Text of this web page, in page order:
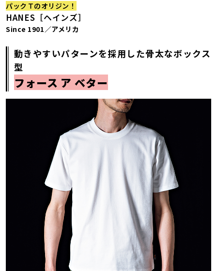
パックＴのオリジン！
HANES［ヘインズ］
Since 1901／アメリカ
動きやすいパターンを採用した骨太なボックス
型
フォース ア ベター